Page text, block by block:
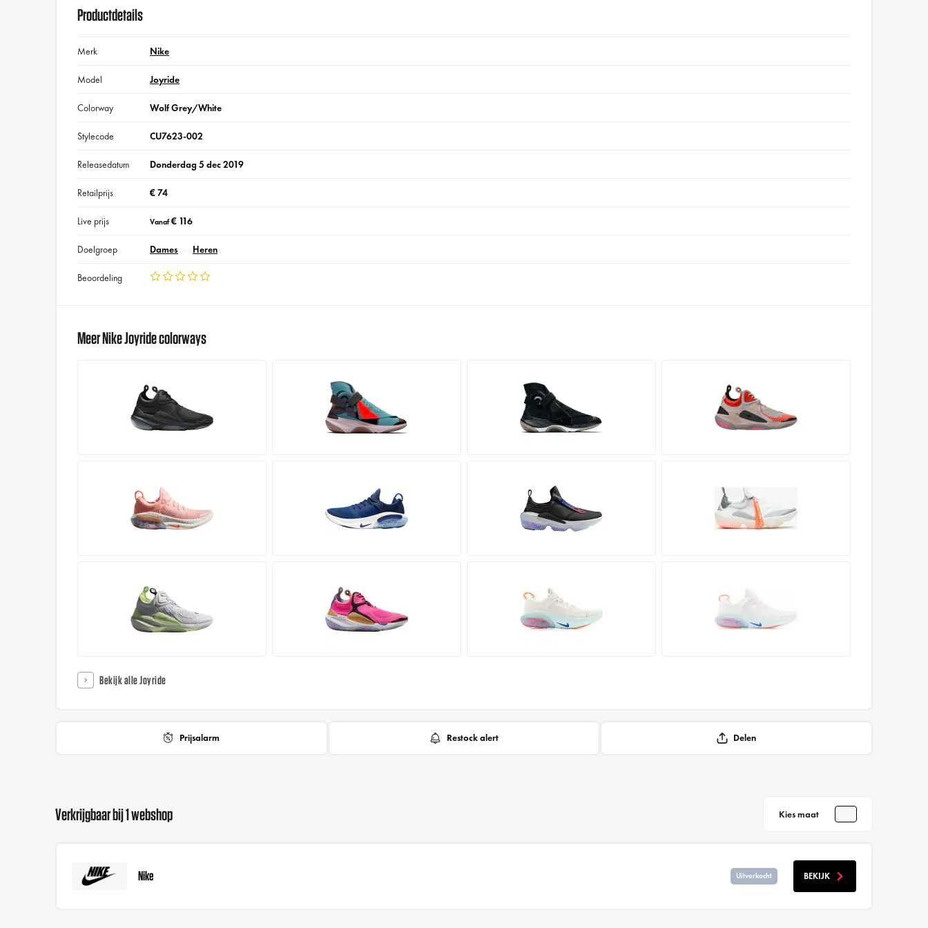
Productdetails
Merk Nike
Model Joyride
Colorway Wolf Grey/White
Stylecode CU7623-002
Releasedatum Donderdag 5 dec 2019
Retailprijs € 74
Live prijs Vanaf€ 116
Doelgroep Dames Heren
Beoordeling
Meer Nike Joyride colorways
Bekijk alle Joyride
Prijsalarm Restock alert Delen
Verkrijgbaar bij 1 webshop Kies maat
Nike Uitverkocht BEKIJK